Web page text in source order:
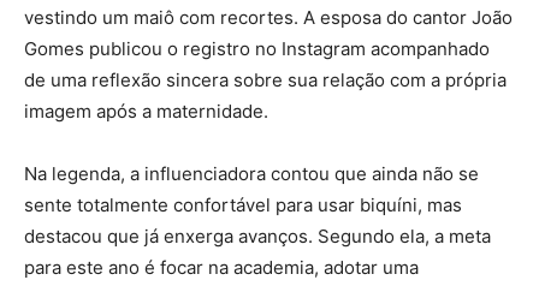
vestindo um maiô com recortes. A esposa do cantor João
Gomes publicou o registro no Instagram acompanhado
de uma reflexão sincera sobre sua relação com a própria
imagem após a maternidade.
Na legenda, a influenciadora contou que ainda não se
sente totalmente confortável para usar biquíni, mas
destacou que já enxerga avanços. Segundo ela, a meta
para este ano é focar na academia, adotar uma